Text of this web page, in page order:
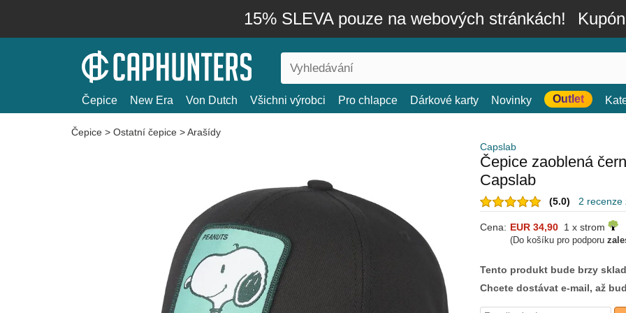
15% SLEVA pouze na webových stránkách!
Čepice New Era Von Dutch Všichni výrobci Pro chlapce Dárkové karty Novinky Outlet
Čepice > Ostatní čepice >Arašídy
Capslab
Čepice zaoblená
Capslab
(5.0) 2 recenze
Cena: EUR 34,90 1 x strom
(Do košíku pro podporu
Tento produkt bude brzy
Chcete dostávat e-mail, až